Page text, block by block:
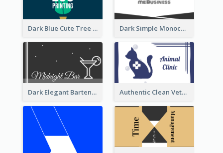
Dark Blue Cute Tree Illustration Printing Business Card Designs Dark Simple Monochrome Business Card Layout
Dark Elegant Bartender Personal Business Card Design Authentic Clean Veterinary Business Card Maker